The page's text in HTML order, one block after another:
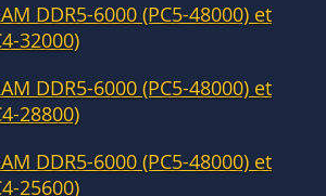
DDR5-6000 (PC5-48000) et
32000)
DDR5-6000 (PC5-48000) et
28800)
DDR5-6000 (PC5-48000) et
25600)